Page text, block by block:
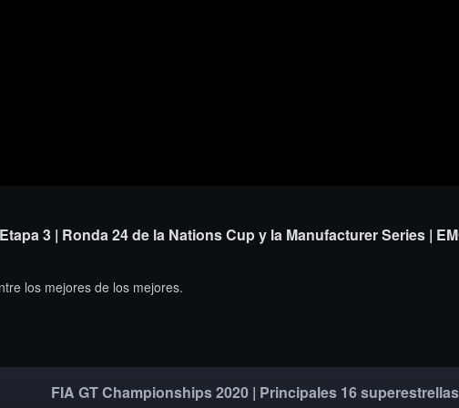
3 | Ronda 24 de la Nations Cup y la Manufacturer Series |
los mejores de los mejores.
FIA GT Championships 2020 | Principales 16 superestrellas